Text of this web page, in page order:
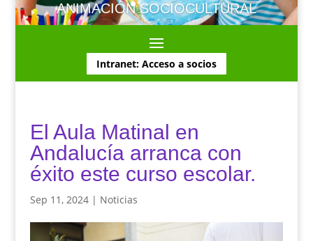
ANIMACIÓN SOCIOCULTURAL
Intranet: Acceso a socios
El Aula Matinal en
Andalucía arranca con
éxito este curso escolar.
Sep 11, 2024| Noticias